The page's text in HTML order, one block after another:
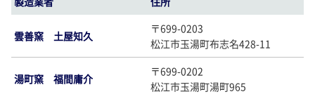
雲善窯 土屋知久
〒699-0203
松江市玉湯町布志名428-11
湯町窯 福間庸介
〒699-0202
松江市玉湯町湯町965